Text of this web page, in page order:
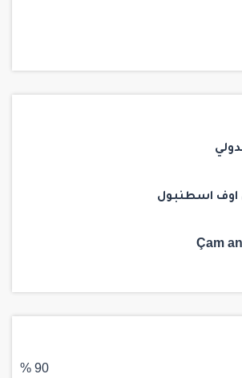
اوف اسطنبول
90 %